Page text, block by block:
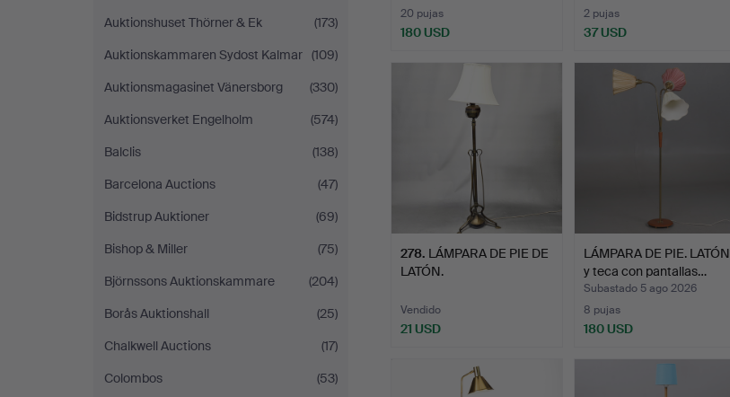
Auktionshuset Thörner & Ek
(173)
Auktionskammaren Sydost Kalmar (109)
Auktionsmagasinet Vänersborg
(330)
Auktionsverket Engelholm
(574)
Balclis
(138)
Barcelona Auctions
(47)
Bidstrup Auktioner
(69)
Bishop & Miller
(75)
Björnssons Auktionskammare
(204)
Borås Auktionshall
(25)
Chalkwell Auctions
(17)
Colombos
(53)
20 pujas
180 USD
2 pujas
37 USD
278. LÁMPARA DE PIE DE
LATÓN.
Vendido
21 USD
LÁMPARA DE PIE. LATÓN
y teca con pantallas…
Subastado 5 ago 2026
8 pujas
180 USD